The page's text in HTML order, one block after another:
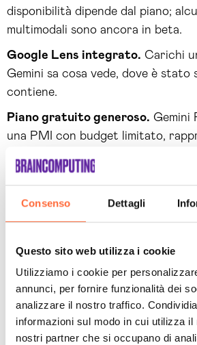
Consenso Dettagli
Questo sito web utilizza i cookie
Utilizziamo i cookie per
annunci, per fornire funzionalità dei
analizzare il nostro traffico.
informazioni sul modo in cui utilizza il
nostri partner che si occupano di
disponibilità dipende dal piano;
multimodali sono ancora in beta.
Google Lens integrato. Carichi
Gemini sa cosa vede, dove è stato
contiene.
Piano gratuito generoso. Gemini
una PMI con budget limitato,
con dati aggiornati, non solo dalla
Limitazioni
Brand pull inferiore.Molti
default anche quando Gemini